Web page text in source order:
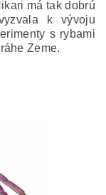
má tak dobrú
k vývoju
s rybami
Zeme.